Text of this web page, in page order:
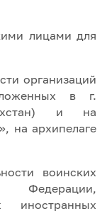
лицами для
организаций
в г.
и на
на архипелаге
воинских
Федерации,
иностранных